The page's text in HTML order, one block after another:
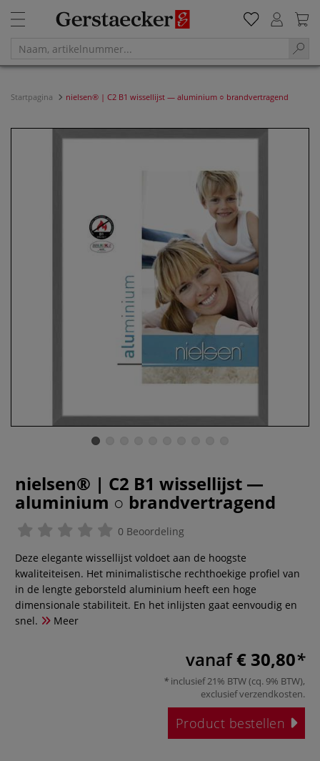
Startpagina nielsen® | C2 B1 wissellijst — aluminium ○ brandvertragend
nielsen® | C2 B1 wissellijst —
aluminium ○ brandvertragend
0 Beoordeling
Deze elegante wissellijst voldoet aan de hoogste
kwaliteiteisen. Het minimalistische rechthoekige profiel van
in de lengte geborsteld aluminium heeft een hoge
dimensionale stabiliteit. En het inlijsten gaat eenvoudig en
snel.
Meer
vanaf€ 30,80
inclusief 21% BTW (cq. 9% BTW),
exclusiefverzendkosten.
Product bestellen